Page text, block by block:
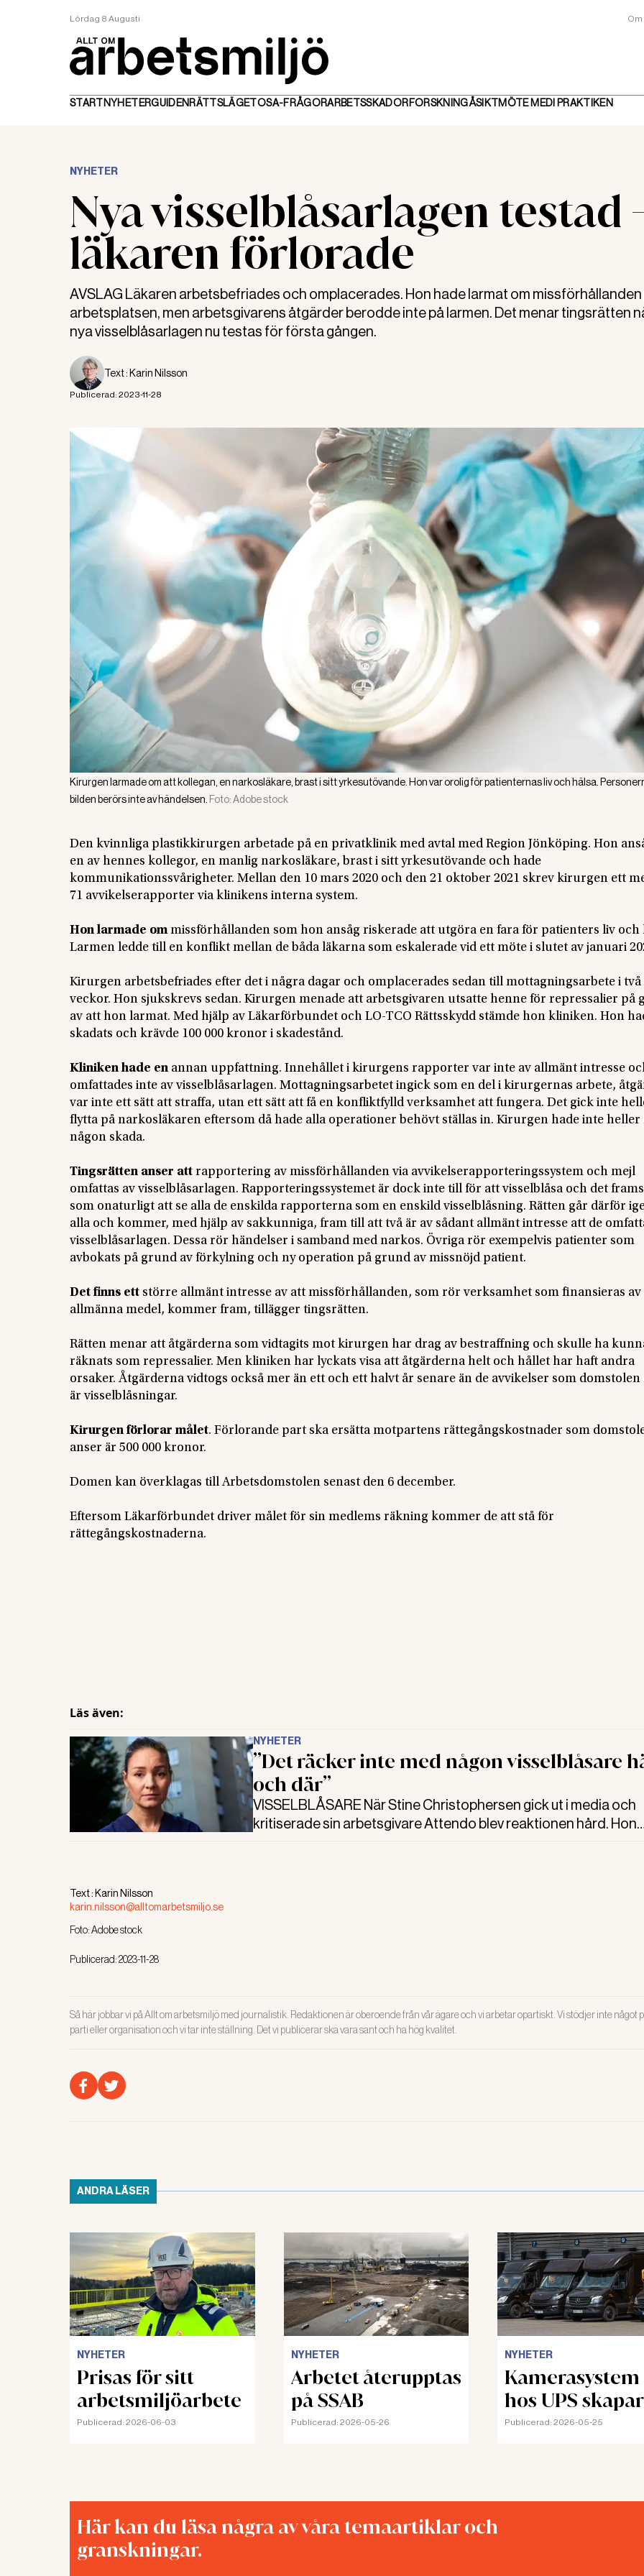
Lördag 8 Augusti
STARTNYHETERGUIDEN RÄTTSLÄGETOSA-FRÅGORARBETSSKADORFORSKNINGÅSIKTMÖTE MED I PRAKTIKEN
NYHETER
Nya visselblåsarlagen testad
läkaren förlorade
AVSLAG Läkaren arbetsbefriades och omplacerades. Hon hade larmat om missförhållanden
arbetsplatsen, men arbetsgivarens åtgärder berodde inte på larmen. Det menar tingsrätten
nya visselblåsarlagen nu testas för första gången.
Text : Karin Nilsson
Publicerad: 2023-11-28
Kirurgen larmade om att kollegan, en narkosläkare, brast i sitt yrkesutövande. Hon var orolig för patienternas liv och hälsa.
bilden berörs inte av händelsen. Foto:Adobe stock
Den kvinnliga plastikkirurgen arbetade på en privatklinik med avtal med Region Jönköping. Hon
en av hennes kollegor, en manlig narkosläkare, brast i sitt yrkesutövande och hade
kommunikationssvårigheter. Mellan den 10 mars 2020 och den 21 oktober 2021 skrev kirurgen ett
71 avvikelserapporter via klinikens interna system.
Hon larmade ommissförhållanden som hon ansåg riskerade att utgöra en fara för patienters liv och
Larmen ledde till en konflikt mellan de båda läkarna som eskalerade vid ett möte i slutet av januari
Kirurgen arbetsbefriades efter det i några dagar och omplacerades sedan till mottagningsarbete i två
veckor. Hon sjukskrevs sedan. Kirurgen menade att arbetsgivaren utsatte henne för repressalier på
av att hon larmat. Med hjälp av Läkarförbundet och LO-TCO Rättsskydd stämde hon kliniken. Hon
skadats och krävde 100 000 kronor i skadestånd.
Kliniken hade en annan uppfattning. Innehållet i kirurgens rapporter var inte av allmänt intresse
omfattades inte av visselblåsarlagen. Mottagningsarbetet ingick som en del i kirurgernas arbete,
var inte ett sätt att straffa, utan ett sätt att få en konfliktfylld verksamhet att fungera. Det gick inte
flytta på narkosläkaren eftersom då hade alla operationer behövt ställas in. Kirurgen hade inte heller
någon skada.
Tingsrätten anser att rapportering av missförhållanden via avvikelserapporteringssystem och mejl
omfattas av visselblåsarlagen. Rapporteringssystemet är dock inte till för att visselblåsa och det
som onaturligt att se alla de enskilda rapporterna som en enskild visselblåsning. Rätten går därför
alla och kommer, med hjälp av sakkunniga, fram till att två är av sådant allmänt intresse att de
visselblåsarlagen. Dessa rör händelser i samband med narkos. Övriga rör exempelvis patienter som
avbokats på grund av förkylning och ny operation på grund av missnöjd patient.
Det finns ett större allmänt intresse av att missförhållanden, som rör verksamhet som finansieras av
allmänna medel, kommer fram, tillägger tingsrätten.
Rätten menar att åtgärderna som vidtagits mot kirurgen har drag av bestraffning och skulle ha
räknats som repressalier. Men kliniken har lyckats visa att åtgärderna helt och hållet har haft andra
orsaker. Åtgärderna vidtogs också mer än ett och ett halvt år senare än de avvikelser som domstolen
är visselblåsningar.
Kirurgen förlorar målet. Förlorande part ska ersätta motpartens rättegångskostnader som
anser är 500 000 kronor.
Domen kan överklagas till Arbetsdomstolen senast den 6 december.
Eftersom Läkarförbundet driver målet för sin medlems räkning kommer de att stå för
rättegångskostnaderna.
Läs även:
NYHETER
”Det räcker inte med någon visselblåsare
och där”
VISSELBLÅSARE När Stine Christophersen gick ut i media och
kritiserade sin arbetsgivare Attendo blev reaktionen hård. Hon
Text :Karin Nilsson
karin.nilsson@alltomarbetsmiljo.se
Foto:Adobe stock
Publicerad:2023-11-28
Så här jobbar vi på Allt om arbetsmiljö med journalistik. Redaktionen är oberoende från vår ägare och vi arbetar opartiskt. Vi stödjer inte något
parti eller organisation och vi tar inte ställning. Det vi publicerar ska vara sant och ha hög kvalitet.
ANDRA LÄSER
NYHETER
Prisas för sitt
arbetsmiljöarbete
Publicerad: 2026-06-03
NYHETER
Arbetet återupptas
på SSAB
Publicerad: 2026-05-26
NYHETER
Kamerasystem
hos UPS skapar
stress och oro
Publicerad: 2026-05-25
Här kan du läsa några av våra temaartiklar och
granskningar.